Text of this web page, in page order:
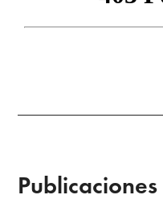
Publicaciones